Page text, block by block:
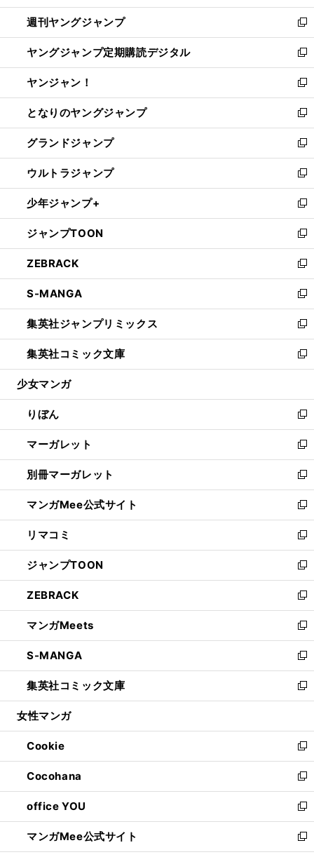
開
く
ウ
で
開
く
ン
ド
ウ
で
開
く
ウ
ィ
ン
ド
ウ
で
開
く
週刊ヤングジャンプ
新
し
い
ウ
ィ
ン
ド
ウ
で
開
く
ヤングジャンプ定期購読デジタル
新
し
い
ウ
ィ
ン
ド
ウ
で
開
く
ヤンジャン！
新
し
い
ウ
ィ
ン
ド
ウ
で
開
く
となりのヤングジャンプ
新
し
い
ウ
ィ
ン
ド
ウ
で
開
く
グランドジャンプ
新
し
い
ウ
ィ
ン
ド
ウ
で
開
く
ウルトラジャンプ
新
し
い
ウ
ィ
ン
ド
ウ
で
開
く
少年ジャンプ+
新
し
い
ウ
ィ
ン
ド
ウ
で
開
く
ジャンプTOON
新
し
い
ウ
ィ
ン
ド
ウ
で
開
ZEBRACK
新
し
い
ウ
ィ
ン
ド
ウ
開
く
S-MANGA
新
し
い
ウ
ィ
ン
ウ
で
開
く
集英社ジャンプリミックス
新
し
い
ウ
ン
ド
ウ
で
開
く
集英社コミック文庫
新
し
ウ
ィ
ン
ド
ウ
で
開
く
少女マンガ
りぼん
新
し
い
ウ
ィ
ン
ド
ウ
で
開
く
マーガレット
新
し
い
ウ
ィ
ン
ド
ウ
で
開
く
別冊マーガレット
新
し
い
ウ
ィ
ン
ド
ウ
で
開
く
マンガMee公式サイト
新
し
い
ウ
ィ
ン
ド
ウ
で
開
く
リマコミ
新
し
い
ウ
ィ
ン
ド
ウ
で
開
く
ジャンプTOON
新
し
い
ウ
ィ
ン
ド
ウ
で
開
ZEBRACK
新
し
い
ウ
ィ
ン
ド
ウ
開
く
マンガMeets
新
し
い
ウ
ィ
ン
ウ
で
開
く
S-MANGA
新
し
い
ウ
ン
ド
ウ
で
開
く
集英社コミック文庫
新
し
ウ
ィ
ン
ド
ウ
で
開
く
女性マンガ
Cookie
新
し
い
ウ
ィ
ン
ド
ウ
Cocohana
新
し
い
ウ
ィ
ン
office YOU
新
し
い
ウ
マンガMee公式サイト
新
し